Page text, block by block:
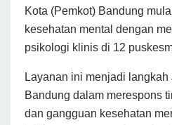
Kota (Pemkot) Bandung
kesehatan mental dengan
psikologi klinis di 12
Layanan ini menjadi langkah
Bandung dalam merespons
dan gangguan kesehatan